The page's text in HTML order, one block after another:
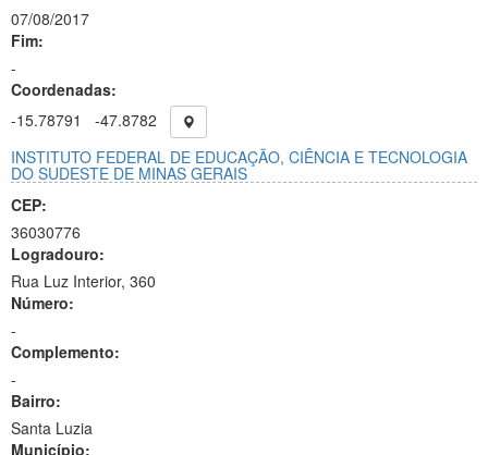
07/08/2017
Fim:
-
Coordenadas:
-15.78791
-47.8782
INSTITUTO FEDERAL DE EDUCAÇÃO, CIÊNCIA E TECNOLOGIA
DO SUDESTE DE MINAS GERAIS
CEP:
36030776
Logradouro:
Rua Luz Interior, 360
Número:
-
Complemento:
-
Bairro:
Santa Luzia
Município: